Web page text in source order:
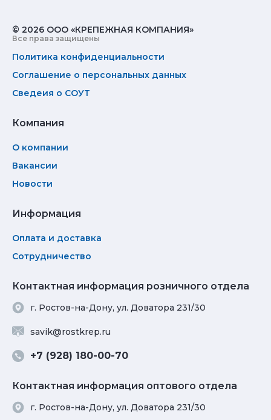
© 2026 ООО «КРЕПЕЖНАЯ КОМПАНИЯ»
Все права защищены
Политика конфиденциальности
Соглашение о персональных данных
Сведеия о СОУТ
Компания
О компании
Вакансии
Новости
Информация
Оплата и доставка
Сотрудничество
Контактная информация розничного отдела
г. Ростов-на-Дону, ул. Доватора 231/30
savik@rostkrep.ru
+7 (928) 180-00-70
Контактная информация оптового отдела
г. Ростов-на-Дону, ул. Доватора 231/30